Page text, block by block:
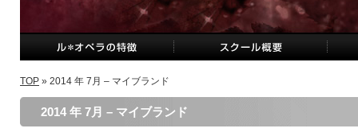
TOP » 2014 年 7月 – マイブランド
2014 年 7月 – マイブランド